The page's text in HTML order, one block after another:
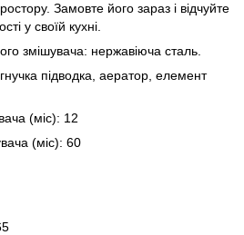
Замовте його зараз і відчуйте
у своїй кухні.
змішувача: нержавіюча сталь.
підводка, аератор, елемент
(міс): 12
(міс): 60